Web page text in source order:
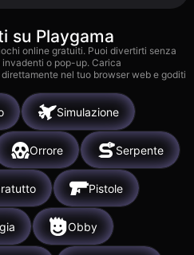
su Playgama
online gratuiti. Puoi divertirti senza
o pop-up. Carica
nel tuo browser web e goditi
Simulazione
Orrore Serpente
Pistole
Obby